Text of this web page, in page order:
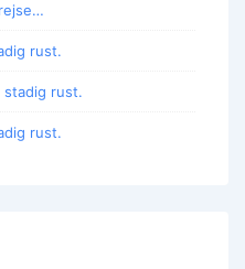
rust.
rust.
rust.